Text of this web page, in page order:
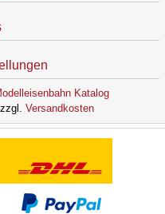
Katalog
Versandkosten